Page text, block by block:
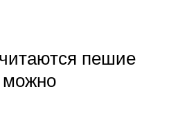
пешие
можно